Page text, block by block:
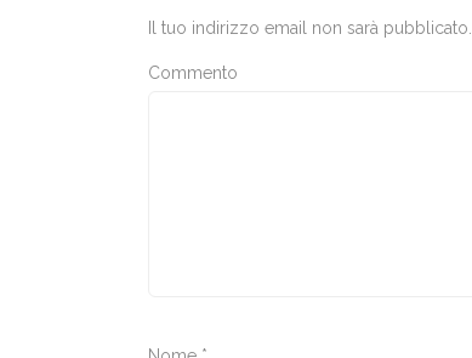
Il tuo indirizzo email non sarà pubblicato.
Commento